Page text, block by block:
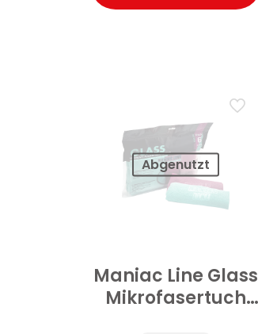
Abgenutzt
Maniac Line Glass
Mikrofasertuch